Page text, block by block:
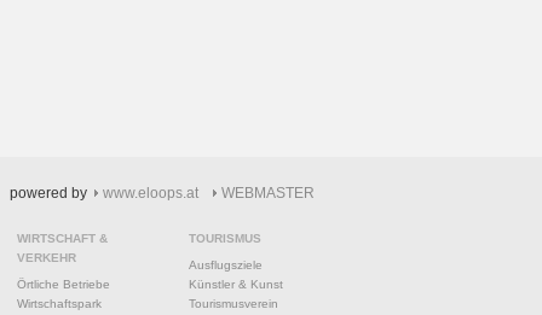
powered by www.eloops.at WEBMASTER
WIRTSCHAFT &
VERKEHR
Örtliche Betriebe
Wirtschaftspark
TOURISMUS
Ausflugsziele
Künstler & Kunst
Tourismusverein